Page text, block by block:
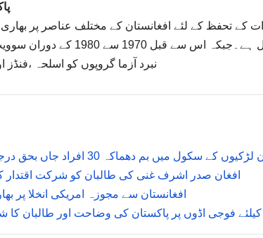
کے تحفظ کے لئے افغانستان کے مختلف عناصر پر
رکھی ۔جن میں تازہ ترین طالبان کی حمایت بھی شامل
نبرد آزما گروپوں کو اسلحہ ،فنڈز
کے سکول میں بم دھماکہ 30 افراد جاں بحق درجنوں زخمی
افغان صدر اشرف غنی کی طالبان کو شرکت
افغانستان سے مجوزہ امریکی انخلا پر
کیلئے فوجی اڈو‌ں پر پاکستان کی وضاحت اور طالبان کا